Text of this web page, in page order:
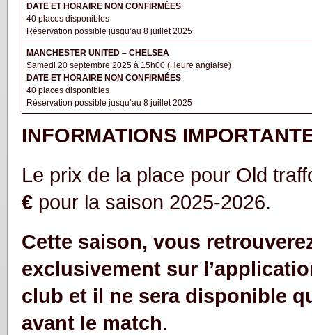
DATE ET HORAIRE NON CONFIRMÉES
40 places disponibles
Réservation possible jusqu’au 8 juillet 2025
MANCHESTER UNITED – CHELSEA
Samedi 20 septembre 2025 à 15h00 (Heure anglaise)
DATE ET HORAIRE NON CONFIRMÉES
40 places disponibles
Réservation possible jusqu’au 8 juillet 2025
INFORMATIONS
Le prix de la place pour Old
€ pour la saison 2025-2026.
Cette saison, vous
exclusivement sur
club et il ne sera disponible
avant le match.